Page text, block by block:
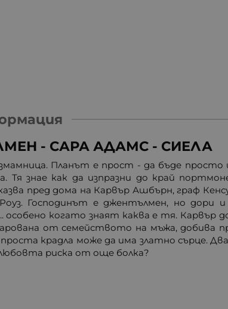
- САРА АДАМС - СИЕЛА
Планът е прост - да бъде просто
знае как да изпразни до край
пред дома на Карвър Ашбърн, граф
Господинът е джентълмен, но дори и
когато знаят каква е тя. Карвър
от семейството на мъжа, добива
крадла може да има златно сърце.
риска от още болка?